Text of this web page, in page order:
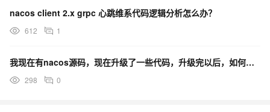
nacos client 2.x grpc 心跳维系代码逻辑分析怎么办？
612 1
我现在有nacos源码，现在升级了一些代码，升级完以后，如何打包jar包？
298 0